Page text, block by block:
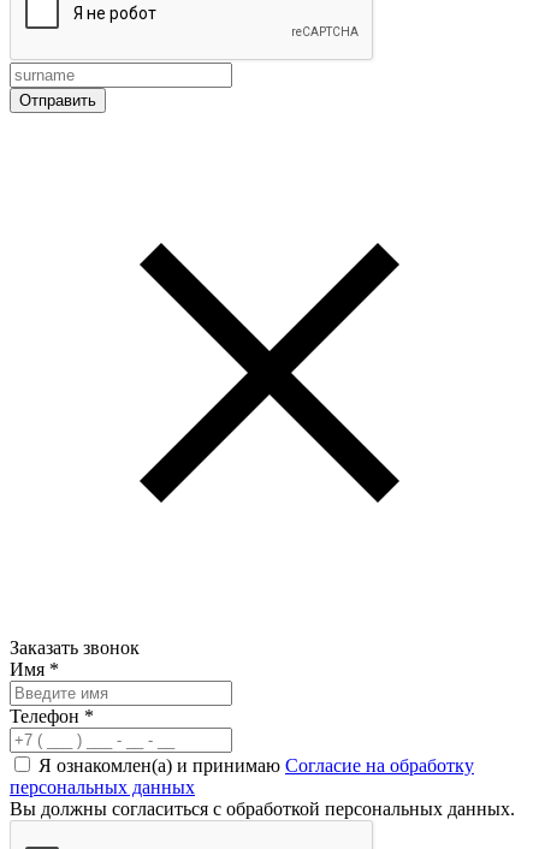
Заказать звонок
Имя *
Телефон *
Я ознакомлен(а) и принимаю Согласие на обработку
персональных данных
Вы должны согласиться с обработкой персональных данных.